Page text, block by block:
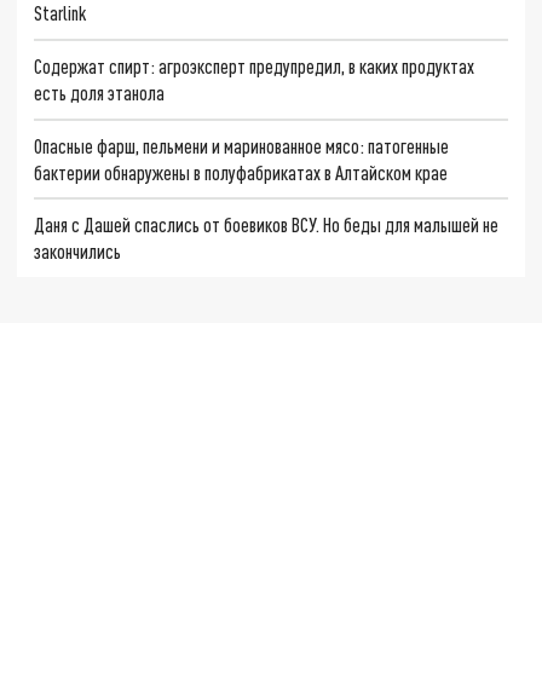
Starlink
Содержат спирт: агроэксперт предупредил, в каких продуктах
есть доля этанола
Опасные фарш, пельмени и маринованное мясо: патогенные
бактерии обнаружены в полуфабрикатах в Алтайском крае
Даня с Дашей спаслись от боевиков ВСУ. Но беды для малышей не
закончились